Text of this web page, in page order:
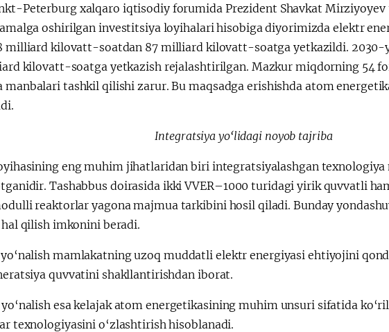
Peterburg xalqaro iqtisodiy forumida Prezident Shavkat Mirziyoyev
oshirilgan investitsiya loyihalari hisobiga diyorimizda elektr
milliard kilovatt-soatdan 87 milliard kilovatt-soatga yetkazildi. 2030-
kilovatt-soatga yetkazish rejalashtirilgan. Mazkur miqdorning 54
manbalari tashkil qilishi zarur. Bu maqsadga erishishda atom
Integratsiya yo‘lidagi noyob tajriba
eng muhim jihatlaridan biri integratsiyalashgan texnologiya
Tashabbus doirasida ikki VVER–1000 turidagi yirik quvvatli
reaktorlar yagona majmua tarkibini hosil qiladi. Bunday
qilish imkonini beradi.
mamlakatning uzoq muddatli elektr energiyasi ehtiyojini
quvvatini shakllantirishdan iborat.
esa kelajak atom energetikasining muhim unsuri sifatida
texnologiyasini o‘zlashtirish hisoblanadi.